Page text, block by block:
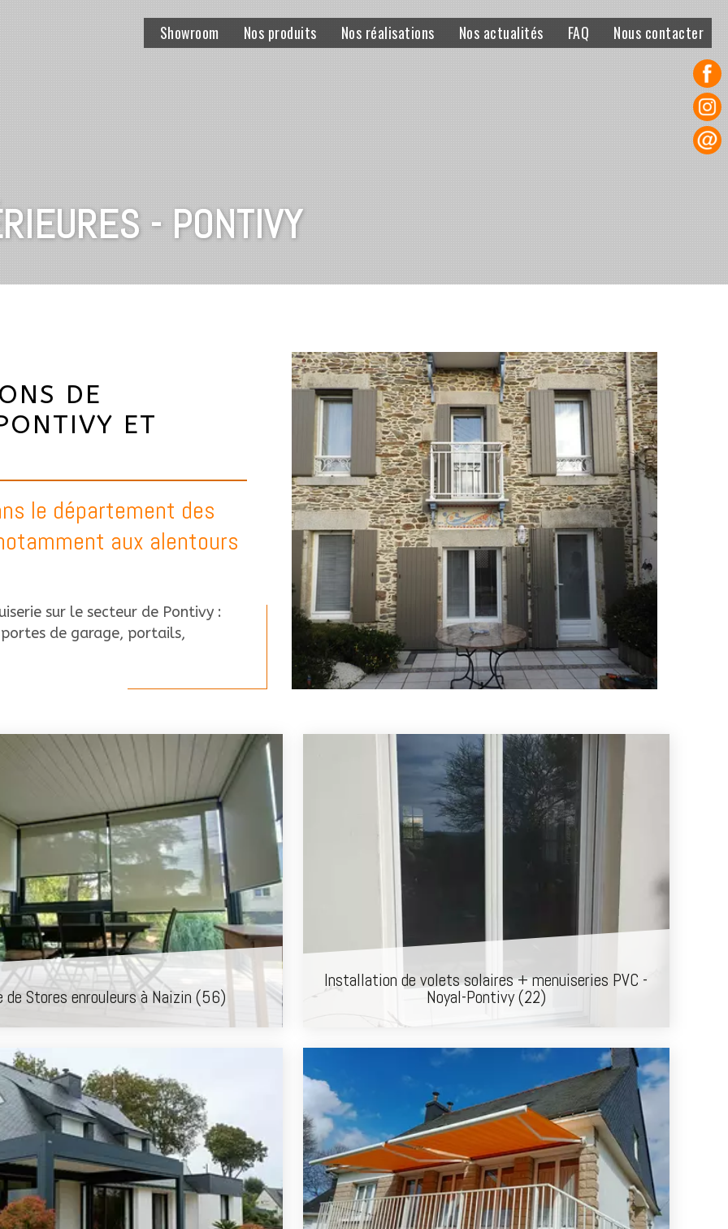
Showroom Nos produits Nos réalisations Nos actualités FAQ Nous contacter
- PONTIVY
DE
ET
le département des
aux alentours
sur le secteur de Pontivy :
de garage, portails,
de Stores enrouleurs à Naizin (56)
Installation de volets solaires + menuiseries PVC -
Noyal-Pontivy (22)